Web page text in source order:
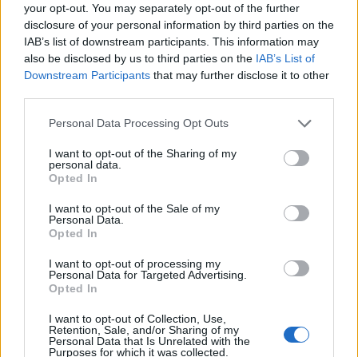
your opt-out. You may separately opt-out of the further
disclosure of your personal information by third parties on the
IAB’s list of downstream participants. This information may
also be disclosed by us to third parties on the IAB’s List of
Downstream Participants that may further disclose it to other
Please note that this website/app uses one or more Google
not limited to your visit or usage behaviour. You may click to
grant or deny consent to Google and its third-party tags to
use your data for below specified purposes in below Google
consent section.
Personal Data Processing Opt Outs
I want to opt-out of the Sharing of my
personal data.
Opted In
I want to opt-out of the Sale of my
Personal Data.
Opted In
I want to opt-out of processing my
Personal Data for Targeted Advertising.
Opted In
I want to opt-out of Collection, Use,
Retention, Sale, and/or Sharing of my
Personal Data that Is Unrelated with the
Purposes for which it was collected.
Az atomerőmű egyetlen hatása a környezetre, hogy a
Duna vizét némileg felmelegíti
MAGYAR ÉPÍTŐK